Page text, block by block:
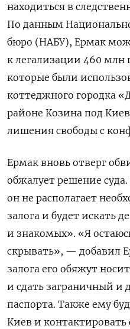
находиться в
По данным
бюро (НАБУ), Ермак
к легализации 460 млн
которые были
коттеджного городка
районе Козина под
лишения свободы с
Ермак вновь отверг
обжалует решение
он не располагает
залога и будет искать
и знакомых». «Я
скрывать», — добавил
залога его обяжут
и сдать заграничный и
паспорта. Также ему
Киев и